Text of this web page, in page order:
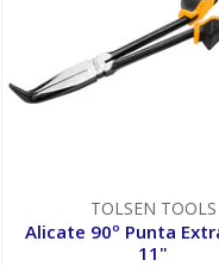
TOLSEN TOOLS
Alicate 90º Punta
11"